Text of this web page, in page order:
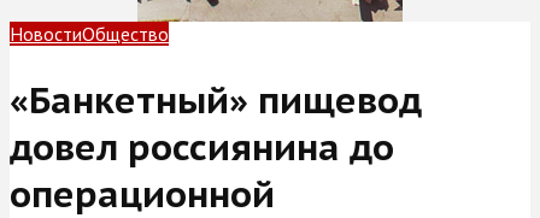
НовостиОбщество
«Банкетный» пищевод
довел россиянина до
операционной